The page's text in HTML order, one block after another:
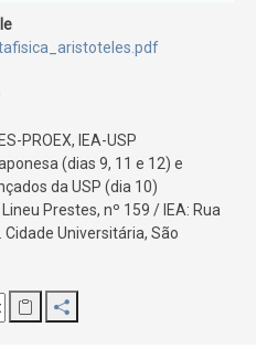
PROEX, IEA-USP
(dias 9, 11 e 12) e
da USP (dia 10)
Prestes, nº 159 / IEA: Rua
Universitária, São